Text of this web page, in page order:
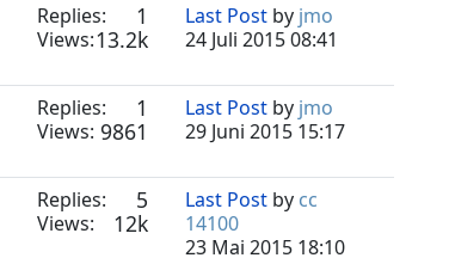
Replies: 1
Views:13.2k
Last Post by jmo
24 Juli 2015 08:41
Replies: 1
Views: 9861
Last Post by jmo
29 Juni 2015 15:17
Replies: 5
Views: 12k
Last Post by cc
14100
23 Mai 2015 18:10